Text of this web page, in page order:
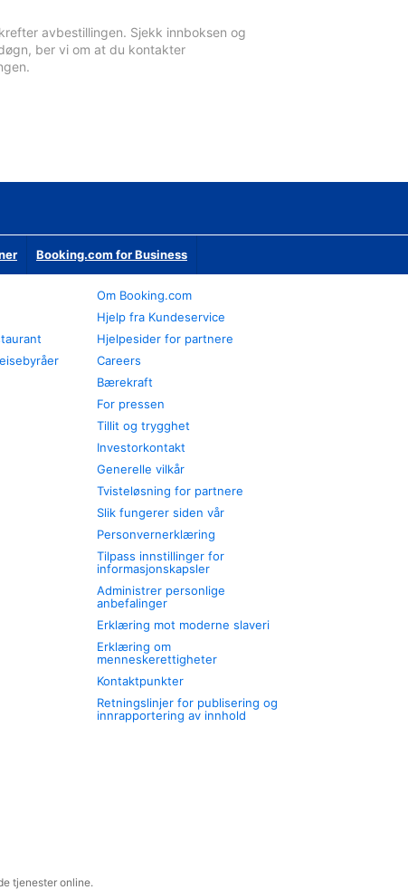
avbestillingen. Sjekk innboksen og
ber vi om at du kontakter
Booking.com for Business
Om Booking.com
Hjelp fra Kundeservice
Hjelpesider for partnere
Careers
Bærekraft
For pressen
Tillit og trygghet
Investorkontakt
Generelle vilkår
Tvisteløsning for partnere
Slik fungerer siden vår
Personvernerklæring
Tilpass innstillinger for
informasjonskapsler
Administrer personlige
anbefalinger
Erklæring mot moderne slaveri
Erklæring om
menneskerettigheter
Kontaktpunkter
Retningslinjer for publisering og
innrapportering av innhold
tjenester online.